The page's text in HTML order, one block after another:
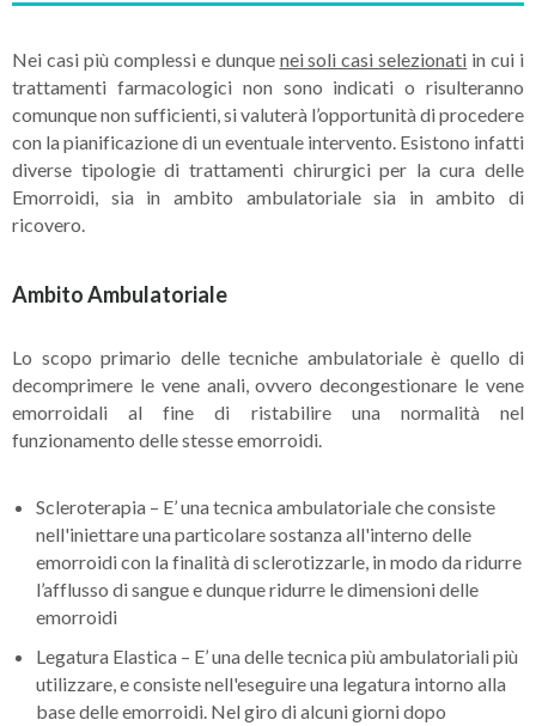
Nei casi più complessi e dunque nei soli casi selezionati in cui i
trattamenti farmacologici non sono indicati o risulteranno
comunque non sufficienti, si valuterà l’opportunità di procedere
con la pianificazione di un eventuale intervento. Esistono infatti
diverse tipologie di trattamenti chirurgici per la cura delle
Emorroidi, sia in ambito ambulatoriale sia in ambito di
ricovero.
Ambito Ambulatoriale
Lo scopo primario delle tecniche ambulatoriale è quello di
decomprimere le vene anali, ovvero decongestionare le vene
emorroidali al fine di ristabilire una normalità nel
funzionamento delle stesse emorroidi.
Scleroterapia – E’ una tecnica ambulatoriale che consiste
nell'iniettare una particolare sostanza all'interno delle
emorroidi con la finalità di sclerotizzarle, in modo da ridurre
l’afflusso di sangue e dunque ridurre le dimensioni delle
emorroidi
Legatura Elastica – E’ una delle tecnica più ambulatoriali più
utilizzare, e consiste nell'eseguire una legatura intorno alla
base delle emorroidi. Nel giro di alcuni giorni dopo